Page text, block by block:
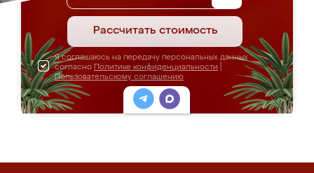
Рассчитать стоимость
Я соглашаюсь на передачу персональных данных
согласно Политике конфиденциальности
Пользовательскому соглашению